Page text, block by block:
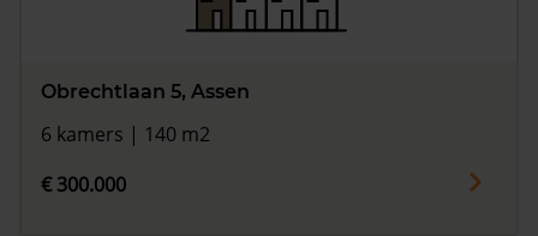
Obrechtlaan 5, Assen
6 kamers | 140 m2
€ 300.000